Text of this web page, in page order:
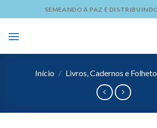
to
content
SEMEANDO A PAZ E
Início / Livros, Cadernos e